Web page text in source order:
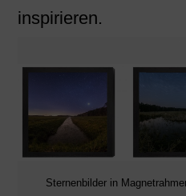
inspirieren.
Sternenbilder in